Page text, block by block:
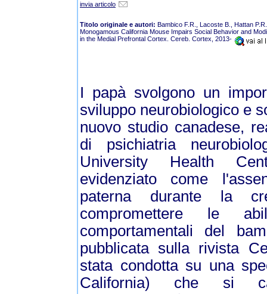
invia articolo
Titolo originale e autori: Bambico F.R., Lacoste B., Hattan
Monogamous California Mouse Impairs Social Behavior and
in the Medial Prefrontal Cortex. Cereb. Cortex, 2013-
I papà svolgono un
sviluppo neurobiologico e
nuovo studio canadese,
di psichiatria
University Health
evidenziato come
paterna durante la
compromettere le
comportamentali del
pubblicata sulla rivista
stata condotta su una
California) che si